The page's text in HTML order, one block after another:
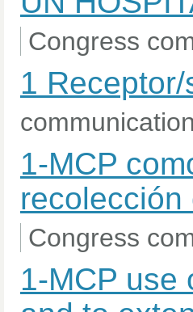
Congress
1
communication
1-MCP
Congress
1-MCP use